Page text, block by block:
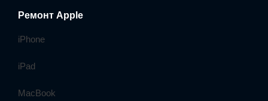
Ремонт Apple
iPhone
iPad
MacBook